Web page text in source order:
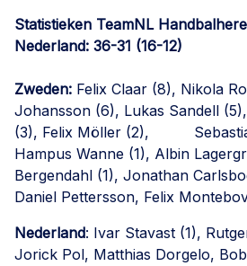
Statistieken TeamNL
Nederland: 36-31 (16-12)
Zweden: Felix Claar (8), Nikola
Johansson (6), Lukas Sandell
(3), Felix Möller (2),
Hampus Wanne (1), Albin
Bergendahl (1), Jonathan
Daniel Pettersson, Felix
Nederland: Ivar Stavast (1),
Jorick Pol, Matthias Dorgelo,